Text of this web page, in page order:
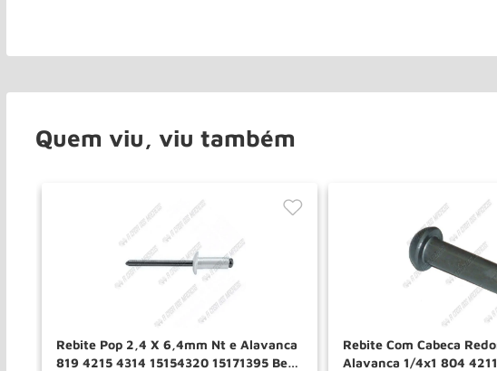
Quem viu, viu também
Rebite Pop 2,4 X 6,4mm Nt e Alavanca
819 4215 4314 15154320 15171395 Berg
Rebite Com Cabeca
Alavanca 1/4x1 804